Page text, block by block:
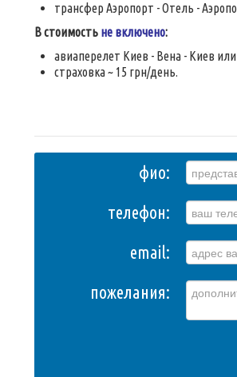
трансфер Аэропорт - Отель -
В стоимость не включено:
авиаперелет Киев - Вена - Киев
страховка ~ 15 грн/день.
фио:
телефон:
email:
пожелания: